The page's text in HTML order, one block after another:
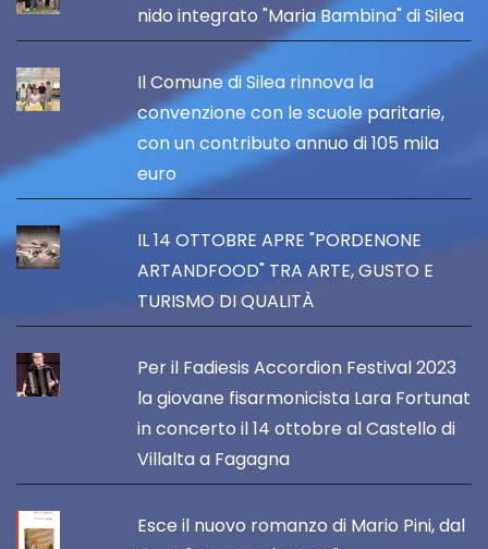
nido integrato "Maria Bambina" di Silea
Il Comune di Silea rinnova la
convenzione con le scuole paritarie,
con un contributo annuo di 105 mila
euro
IL 14 OTTOBRE APRE "PORDENONE
ARTANDFOOD" TRA ARTE, GUSTO E
TURISMO DI QUALITÀ
Per il Fadiesis Accordion Festival 2023
la giovane fisarmonicista Lara Fortunat
in concerto il 14 ottobre al Castello di
Villalta a Fagagna
Esce il nuovo romanzo di Mario Pini, dal